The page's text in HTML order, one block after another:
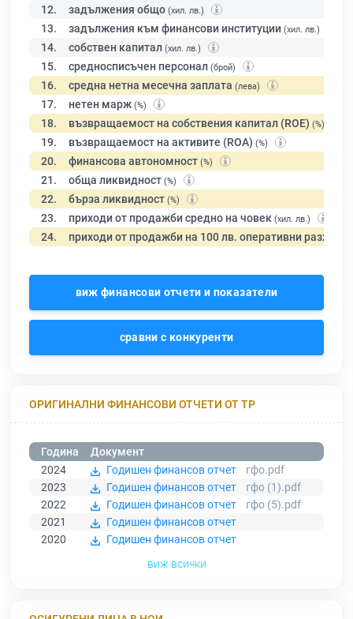
12. задължения общо (хил. лв.)
13. задължения към финансови институции (хил. лв.)
14. собствен капитал (хил. лв.)
15. средносписъчен персонал (брой)
16. средна нетна месечна заплата (лева)
17. нетен марж (%)
18. възвращаемост на собствения капитал (ROE) (%)
19. възвращаемост на активите (ROA) (%)
20. финансова автономност (%)
21. обща ликвидност (%)
22. бърза ликвидност (%)
23. приходи от продажби средно на човек (хил. лв.)
24. приходи от продажби на 100 лв. оперативни разходи
виж финансови отчети и показатели
сравни с конкуренти
ОРИГИНАЛНИ ФИНАНСОВИ ОТЧЕТИ ОТ ТР
Година
Документ
2024
Годишен финансов отчет
гфо.pdf
2023
Годишен финансов отчет
гфо (1).pdf
2022
Годишен финансов отчет
гфо (5).pdf
2021
Годишен финансов отчет
2020
Годишен финансов отчет
виж всички